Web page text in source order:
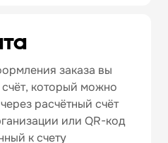
заказа вы
счёт, который можно
расчётный счёт
или QR-код
к счету